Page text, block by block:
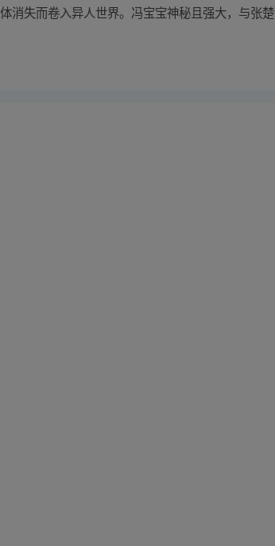
消失而卷入异人世界。冯宝宝神秘且强大，与张楚